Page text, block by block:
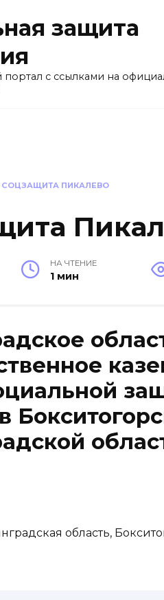
защита
с ссылками на
СОЦЗАЩИТА ПИКАЛЕВО
НА ЧТЕНИЕ
1 мин
область,